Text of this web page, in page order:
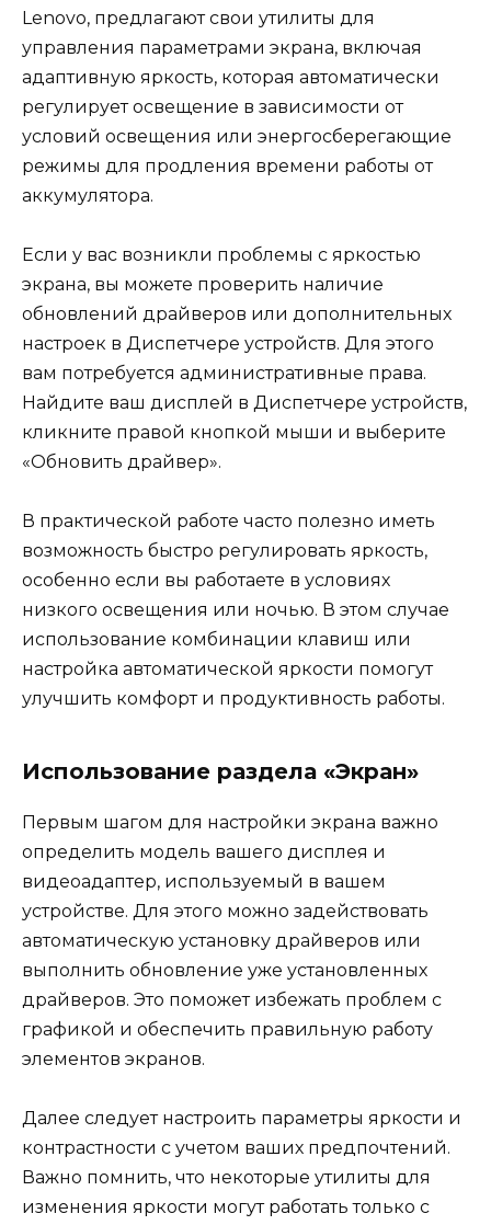
Lenovo, предлагают свои утилиты для
управления параметрами экрана, включая
адаптивную яркость, которая автоматически
регулирует освещение в зависимости от
условий освещения или энергосберегающие
режимы для продления времени работы от
аккумулятора.
Если у вас возникли проблемы с яркостью
экрана, вы можете проверить наличие
обновлений драйверов или дополнительных
настроек в Диспетчере устройств. Для этого
вам потребуется административные права.
Найдите ваш дисплей в Диспетчере устройств,
кликните правой кнопкой мыши и выберите
«Обновить драйвер».
В практической работе часто полезно иметь
возможность быстро регулировать яркость,
особенно если вы работаете в условиях
низкого освещения или ночью. В этом случае
использование комбинации клавиш или
настройка автоматической яркости помогут
улучшить комфорт и продуктивность работы.
Использование раздела «Экран»
Первым шагом для настройки экрана важно
определить модель вашего дисплея и
видеоадаптер, используемый в вашем
устройстве. Для этого можно задействовать
автоматическую установку драйверов или
выполнить обновление уже установленных
драйверов. Это поможет избежать проблем с
графикой и обеспечить правильную работу
элементов экранов.
Далее следует настроить параметры яркости и
контрастности с учетом ваших предпочтений.
Важно помнить, что некоторые утилиты для
изменения яркости могут работать только с